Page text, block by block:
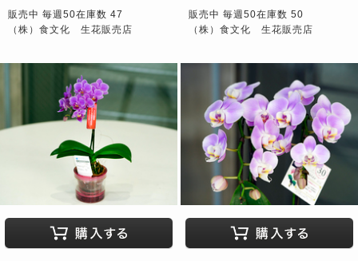
販売中 毎週50在庫数 47
（株）食文化 生花販売店
販売中 毎週50在庫数 50
（株）食文化 生花販売店